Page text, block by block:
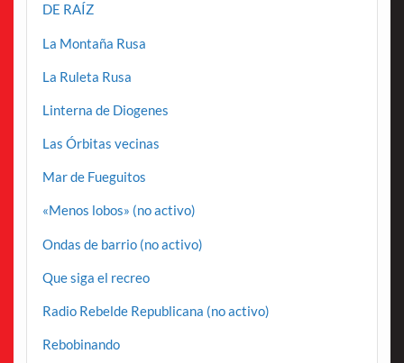
DE RAÍZ
La Montaña Rusa
La Ruleta Rusa
Linterna de Diogenes
Las Órbitas vecinas
Mar de Fueguitos
«Menos lobos» (no activo)
Ondas de barrio (no activo)
Que siga el recreo
Radio Rebelde Republicana (no activo)
Rebobinando